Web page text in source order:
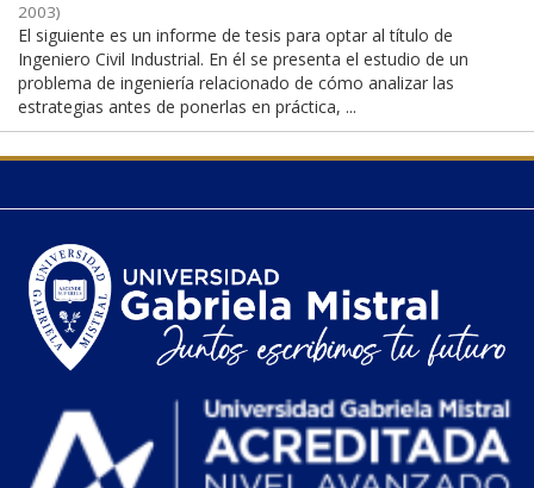
2003)
El siguiente es un informe de tesis para optar al título de
Ingeniero Civil Industrial. En él se presenta el estudio de un
problema de ingeniería relacionado de cómo analizar las
estrategias antes de ponerlas en práctica, ...